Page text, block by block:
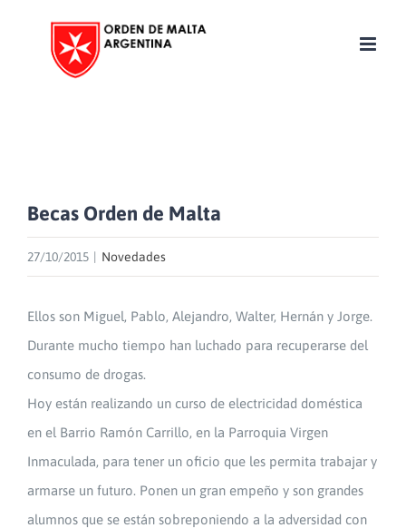
Becas Orden de Malta
27/10/2015 Novedades
Ellos son Miguel, Pablo, Alejandro, Walter, Hernán y Jorge.
Durante mucho tiempo han luchado para recuperarse del
consumo de drogas.
Hoy están realizando un curso de electricidad doméstica
en el Barrio Ramón Carrillo, en la Parroquia Virgen
Inmaculada, para tener un oficio que les permita trabajar y
armarse un futuro. Ponen un gran empeño y son grandes
alumnos que se están sobreponiendo a la adversidad con